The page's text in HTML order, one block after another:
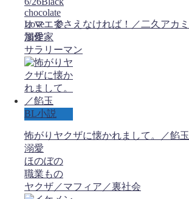
chocolate
Love 参
加作家
オマエでさえなければ！／二久アカミ
溺愛
サラリーマン
BL小説
怖がりヤクザに懐かれまして。／餡玉
溺愛
ほのぼの
職業もの
ヤクザ／マフィア／裏社会